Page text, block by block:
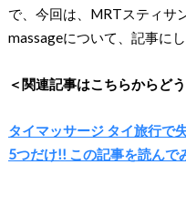
で、今回は、MRTスティサ
massageについて、記事に
＜関連記事はこちらからど
タイマッサージ タイ旅行で
5つだけ!! この記事を読んで